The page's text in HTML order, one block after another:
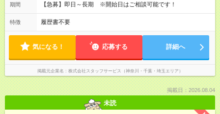
期間 【急募】即日～長期 ※開始日はご相談可能です！
特徴 履歴書不要
気になる！ 応募する 詳細へ
掲載元企業名 株式会社スタッフサービス（神奈川・千葉・埼玉エリア）
掲載日：2026.08.04
未読